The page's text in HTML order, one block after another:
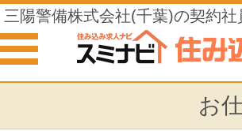
三陽警備株式会社(千葉)の契約
お